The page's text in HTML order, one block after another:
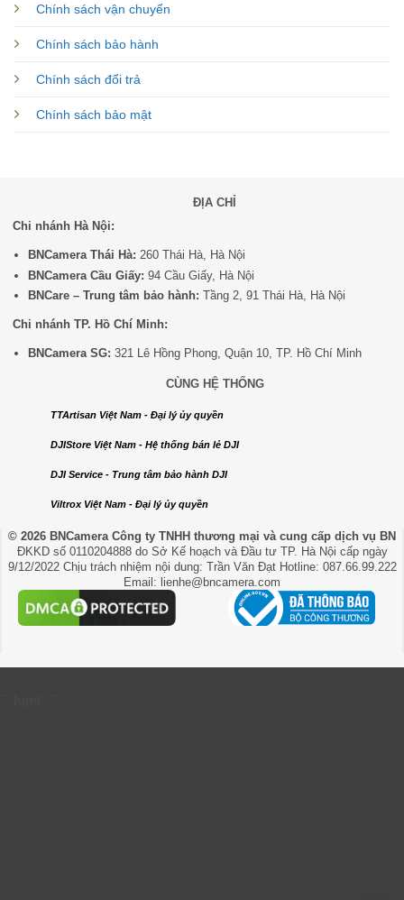
Chính sách vận chuyển
Chính sách bảo hành
Chính sách đổi trả
Chính sách bảo mật
ĐỊA CHỈ
Chi nhánh Hà Nội:
BNCamera Thái Hà: 260 Thái Hà, Hà Nội
BNCamera Cầu Giấy: 94 Cầu Giấy, Hà Nội
BNCare – Trung tâm bảo hành: Tầng 2, 91 Thái Hà, Hà Nội
Chi nhánh TP. Hồ Chí Minh:
BNCamera SG: 321 Lê Hồng Phong, Quận 10, TP. Hồ Chí Minh
CÙNG HỆ THỐNG
TTArtisan Việt Nam - Đại lý ủy quyền
DJIStore Việt Nam - Hệ thống bán lẻ DJI
DJI Service - Trung tâm bảo hành DJI
Viltrox Việt Nam - Đại lý ủy quyền
© 2026 BNCamera Công ty TNHH thương mại và cung cấp dịch vụ BN
ĐKKD số 0110204888 do Sở Kế hoạch và Đầu tư TP. Hà Nội cấp ngày
9/12/2022 Chịu trách nhiệm nội dung: Trần Văn Đạt Hotline: 087.66.99.222
Email: lienhe@bncamera.com